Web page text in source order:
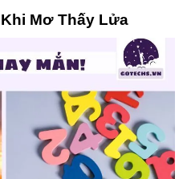
Mơ Thấy Lửa